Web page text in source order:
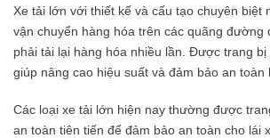
Xe tải lớn với thiết kế và cấu tạo chuyên biệt
vận chuyển hàng hóa trên các quãng đường
phải tải lại hàng hóa nhiều lần. Được trang bị
giúp nâng cao hiệu suất và đảm bảo an toàn
Các loại xe tải lớn hiện nay thường được
an toàn tiên tiến để đảm bảo an toàn cho lái